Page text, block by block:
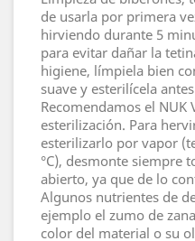
de usarla por primera
hirviendo durante 5
para evitar dañar la
higiene, límpiela bien
suave y esterilícela
Recomendamos el NUK
esterilización. Para
esterilizarlo por vapor
°C), desmonte siempre
abierto, ya que de lo
Algunos nutrientes de
ejemplo el zumo de
color del material o su